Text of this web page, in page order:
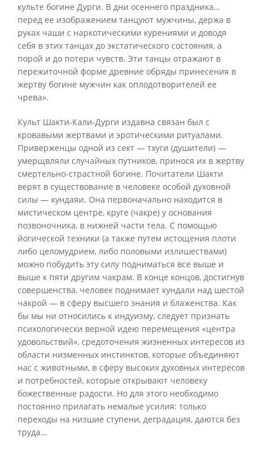
культе богине Дурги. В дни осеннего праздника…
перед ее изображением танцуют мужчины, держа в
руках чаши с наркотическими курениями и доводя
себя в этих танцах до экстатического состояния, а
порой и до потери чувств. Эти танцы отражают в
пережиточной форме древние обряды принесения в
жертву богине мужчин как оплодотворителей ее
чрева».
Культ Шакти-Кали-Дурги издавна связан был с
кровавыми жертвами и эротическими ритуалами.
Приверженцы одной из сект — тхуги (душители) —
умерщвляли случайных путников, принося их в жертву
смертельно-страстной богине. Почитатели Шакти
верят в существование в человеке особой духовной
силы — кундаяи. Она первоначально находится в
мистическом центре, круге (чакре) у основания
позвоночника, в нижней части тела. С помощью
йогической техники (а также путем истощения плоти
либо целомудрием, либо половыми излишествами)
можно побудить эту силу подниматься все выше и
выше к пяти другим чакрам. В конце концов, достигнув
совершенства, человек поднимает кундали над шестой
чакрой — в сферу высшего знания и блаженства. Как
бы мы ни относились к индуизму, следует признать
психологически верной идею перемещения «центра
удовольствий», средоточения жизненных интересов из
области низменных инстинктов, которые объединяют
нас с животными, в сферу высоких духовных интересов
и потребностей, которые открывают человеку
божественные радости. Но для этого необходимо
постоянно прилагать немалые усилия: только
переходы на низшие ступени, деградация, даются без
труда…